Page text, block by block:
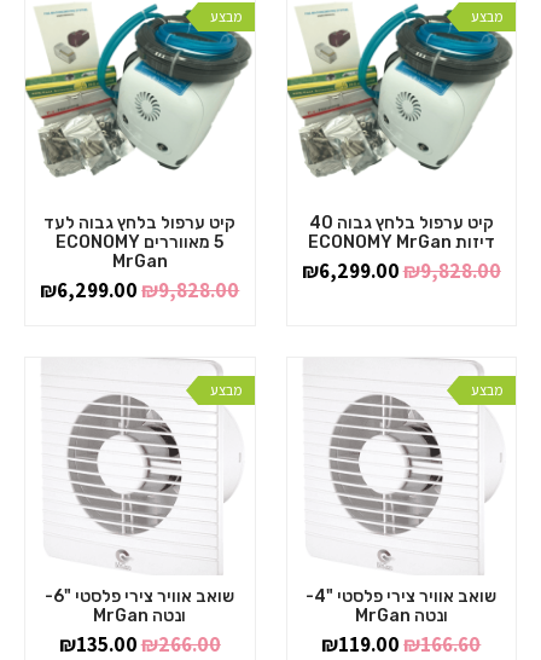
מבצע
קיט ערפול בלחץ גבוה 40
דיזות ECONOMY MrGan
₪9,828.00
₪6,299.00
מבצע
קיט ערפול בלחץ גבוה לעד
5 מאווררים ECONOMY
MrGan
₪9,828.00
₪6,299.00
מבצע
שואב אוויר צירי פלסטי "4-
ונטה MrGan
₪166.60
₪119.00
מבצע
שואב אוויר צירי פלסטי "6-
ונטה MrGan
₪266.00
₪135.00